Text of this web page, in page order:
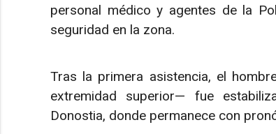
personal médico y agentes de la
seguridad en la zona.
Tras la primera asistencia, el
extremidad superior— fue
Donostia, donde permanece con